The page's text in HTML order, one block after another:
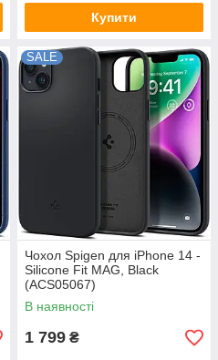
Купити
SALE
Чохол Spigen для iPhone 14 -
Silicone Fit MAG, Black
(ACS05067)
В наявності
1 799 ₴